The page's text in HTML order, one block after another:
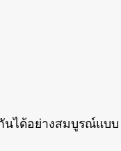
อย่างสมบูรณ์แบบ